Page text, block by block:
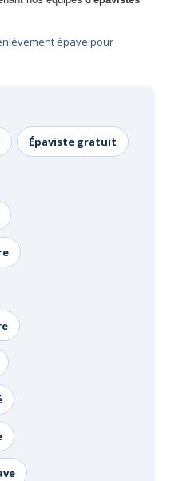
épave pour
Épaviste gratuit